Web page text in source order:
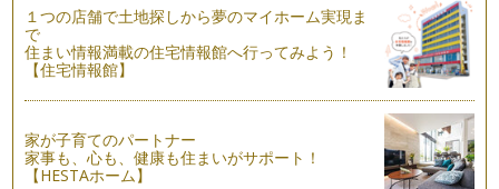
家庭で取り組む脳トレ算数②
今回も、前回に引き続き脳トレ算数のツールをご紹介します。
家庭で取り組む脳トレ算数
前回、脳が活発に動いている状態は「集中」という形で現れ
る、とお話しました。 &nb…
１つの店舗で土地探しから夢のマイホーム実現ま
で
住まい情報満載の住宅情報館へ行ってみよう！
【住宅情報館】
家が子育てのパートナー
家事も、心も、健康も住まいがサポート！
【HESTAホーム】